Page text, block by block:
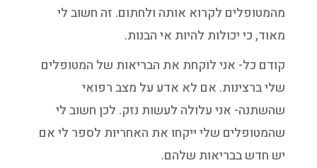
מהמטופלים לקרוא אותה ולחתום. זה חשוב לי
מאוד, כי יכולות להיות אי הבנות.
קודם כל- אני לוקחת את הבריאות של המטופלים
שלי ברצינות. אם לא אדע על מצב רפואי
שהשתנה- אני עלולה לעשות נזק. לכן חשוב לי
שהמטופלים שלי ייקחו את האחריות לספר לי אם
יש חדש בבריאות שלהם.